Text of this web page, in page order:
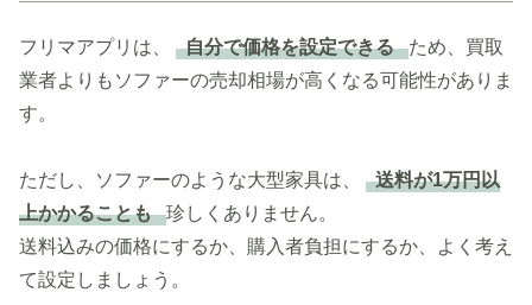
フリマアプリは、 自分で価格を設定できる ため、買取
業者よりもソファーの売却相場が高くなる可能性がありま
す。
ただし、ソファーのような大型家具は、
送料が1万円以
上かかることも 珍しくありません。
送料込みの価格にするか、購入者負担にするか、よく考え
て設定しましょう。